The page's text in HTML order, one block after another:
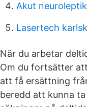
Akut
Lasertech
När du arbetar
Om du fortsätter
att få ersättning
beredd att kunna